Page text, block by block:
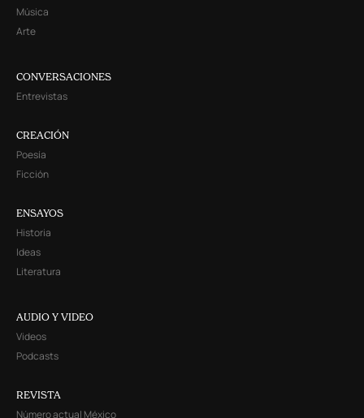
Música
Arte
CONVERSACIONES
Entrevistas
CREACIÓN
Poesía
Ficción
ENSAYOS
Historia
Ideas
Literatura
AUDIO Y VIDEO
Videos
Podcasts
REVISTA
Número actual México